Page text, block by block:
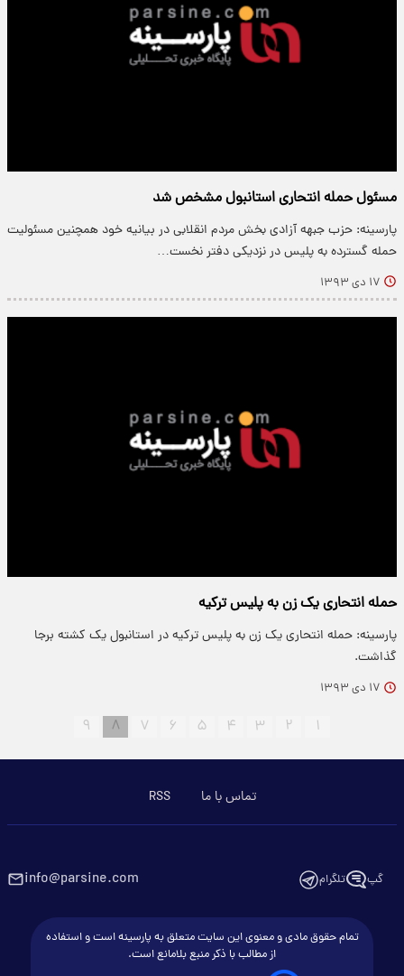
مسئول حمله انتحاری استانبول مشخص شد
پارسینه: حزب جبهه آزادی بخش مردم انقلابی در بیانیه‌ خود همچنین مسئولیت
حمله گسترده به پلیس در نزدیکی دفتر نخست…
۱۷ دی ۱۳۹۳
حمله انتحاری یک زن به پلیس ترکیه
پارسینه: حمله انتحاری یک زن به پلیس ترکیه در استانبول یک کشته برجا
گذاشت.
۱۷ دی ۱۳۹۳
۱ ۲ ۳ ۴ ۵ ۶ ۷ ۸ ۹
تماس با ما RSS
گپ تلگرام info@parsine.com
تمام حقوق مادی و معنوی این سایت متعلق به پارسینه است و استفاده
از مطالب با ذکر منبع بلامانع است.